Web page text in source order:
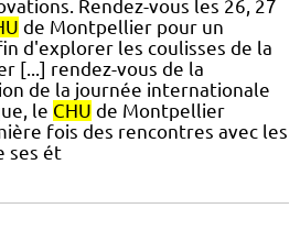
Rendez-vous les 26, 27
de Montpellier pour un
d'explorer les coulisses de la
[...] rendez-vous de la
de la journée internationale
le CHU de Montpellier
fois des rencontres avec les
ses ét